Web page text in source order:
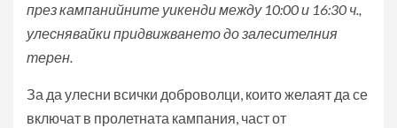
през кампанийните уикенди между 10:00 и 16:30 ч.,
улеснявайки придвижването до залесителния
терен.
За да улесни всички доброволци, които желаят да се
включат в пролетната кампания, част от